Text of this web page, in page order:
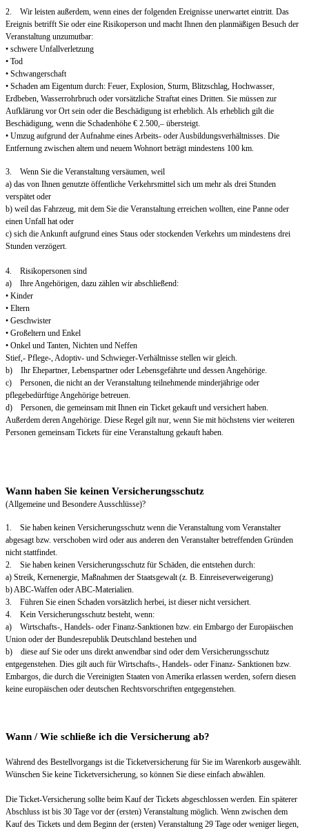
2. Wir leisten außerdem, wenn eines der folgenden Ereignisse unerwartet eintritt. Das
Ereignis betrifft Sie oder eine Risikoperson und macht Ihnen den planmäßigen Besuch der
Veranstaltung unzumutbar:
• schwere Unfallverletzung
• Tod
• Schwangerschaft
• Schaden am Eigentum durch: Feuer, Explosion, Sturm, Blitzschlag, Hochwasser,
Erdbeben, Wasserrohrbruch oder vorsätzliche Straftat eines Dritten. Sie müssen zur
Aufklärung vor Ort sein oder die Beschädigung ist erheblich. Als erheblich gilt die
Beschädigung, wenn die Schadenhöhe € 2.500,– übersteigt.
• Umzug aufgrund der Aufnahme eines Arbeits- oder Ausbildungsverhältnisses. Die
Entfernung zwischen altem und neuem Wohnort beträgt mindestens 100 km.
3. Wenn Sie die Veranstaltung versäumen, weil
a) das von Ihnen genutzte öffentliche Verkehrsmittel sich um mehr als drei Stunden
verspätet oder
b) weil das Fahrzeug, mit dem Sie die Veranstaltung erreichen wollten, eine Panne oder
einen Unfall hat oder
c) sich die Ankunft aufgrund eines Staus oder stockenden Verkehrs um mindestens drei
Stunden verzögert.
4. Risikopersonen sind
a) Ihre Angehörigen, dazu zählen wir abschließend:
• Kinder
• Eltern
• Geschwister
• Großeltern und Enkel
• Onkel und Tanten, Nichten und Neffen
Stief,- Pflege-, Adoptiv- und Schwieger-Verhältnisse stellen wir gleich.
b) Ihr Ehepartner, Lebenspartner oder Lebensgefährte und dessen Angehörige.
c) Personen, die nicht an der Veranstaltung teilnehmende minderjährige oder
pflegebedürftige Angehörige betreuen.
d) Personen, die gemeinsam mit Ihnen ein Ticket gekauft und versichert haben.
Außerdem deren Angehörige. Diese Regel gilt nur, wenn Sie mit höchstens vier weiteren
Personen gemeinsam Tickets für eine Veranstaltung gekauft haben.
Wann haben Sie keinen Versicherungsschutz
(Allgemeine und Besondere Ausschlüsse)?
1. Sie haben keinen Versicherungsschutz wenn die Veranstaltung vom Veranstalter
abgesagt bzw. verschoben wird oder aus anderen den Veranstalter betreffenden Gründen
nicht stattfindet.
2. Sie haben keinen Versicherungsschutz für Schäden, die entstehen durch:
a) Streik, Kernenergie, Maßnahmen der Staatsgewalt (z. B. Einreiseverweigerung)
b) ABC-Waffen oder ABC-Materialien.
3. Führen Sie einen Schaden vorsätzlich herbei, ist dieser nicht versichert.
4. Kein Versicherungsschutz besteht, wenn:
a) Wirtschafts-, Handels- oder Finanz-Sanktionen bzw. ein Embargo der Europäischen
Union oder der Bundesrepublik Deutschland bestehen und
b) diese auf Sie oder uns direkt anwendbar sind oder dem Versicherungsschutz
entgegenstehen. Dies gilt auch für Wirtschafts-, Handels- oder Finanz- Sanktionen bzw.
Embargos, die durch die Vereinigten Staaten von Amerika erlassen werden, sofern diesen
keine europäischen oder deutschen Rechtsvorschriften entgegenstehen.
Wann / Wie schließe ich die Versicherung ab?
Während des Bestellvorgangs ist die Ticketversicherung für Sie im Warenkorb ausgewählt.
Wünschen Sie keine Ticketversicherung, so können Sie diese einfach abwählen.
Die Ticket-Versicherung sollte beim Kauf der Tickets abgeschlossen werden. Ein späterer
Abschluss ist bis 30 Tage vor der (ersten) Veranstaltung möglich. Wenn zwischen dem
Kauf des Tickets und dem Beginn der (ersten) Veranstaltung 29 Tage oder weniger liegen,